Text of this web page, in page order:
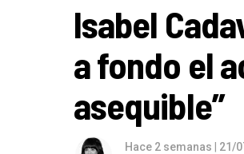
Isabel
a fondo el
asequible”
Hace 2 semanas | 21/